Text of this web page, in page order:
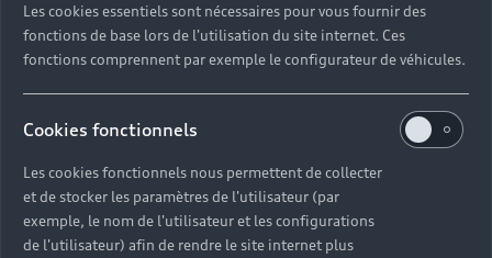
Les cookies essentiels sont nécessaires pour vous fournir des
fonctions de base lors de l'utilisation du site internet. Ces
fonctions comprennent par exemple le configurateur de véhicules.
Cookies fonctionnels
Les cookies fonctionnels nous permettent de collecter
et de stocker les paramètres de l'utilisateur (par
exemple, le nom de l'utilisateur et les configurations
de l'utilisateur) afin de rendre le site internet plus
Nos modèles
Audi pour les
professionnels
Accédez à toute l’excellence Audi avec nos
différentes gammes aux technologies innovantes
et aux finitions haut de gamme. Contactez-nous